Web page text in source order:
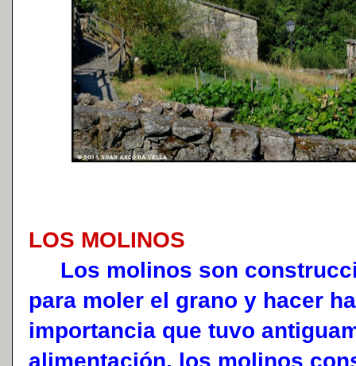
LOS MOLINOS
Los molinos son
para moler el grano y hacer
importancia que tuvo
alimentación, los molinos